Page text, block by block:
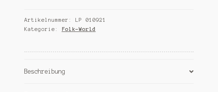
marble
Menge
Artikelnummer:
LP 010921
Kategorie:
Folk-World
Beschreibung